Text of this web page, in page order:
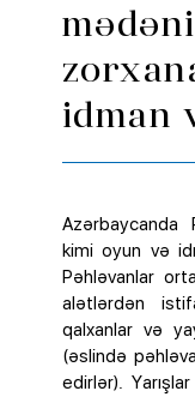
idman
Azərbaycanda
kimi oyun və
Pəhləvanlar
alətlərdən
qalxanlar və
(əslində
edirlər).